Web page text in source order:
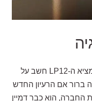
איבור טיפנברון, המייסד של Linn וממציא ה-LP12 חשב על
ברור אם הרעיון החדש
החברה, הוא כבר דמיין